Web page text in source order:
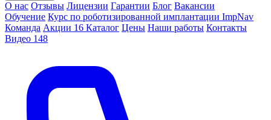
О нас Отзывы Лицензии Гарантии Блог Вакансии
Обучение Курс по роботизированной имплантации ImpNav
Команда Акции 16 Каталог Цены Наши работы Контакты
Видео 148